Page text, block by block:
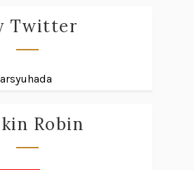
Twitter
Robin